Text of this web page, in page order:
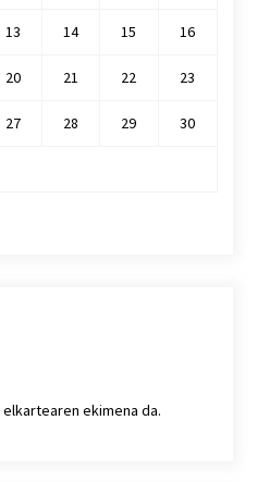
13 14 15 16
20 21 22 23
27 28 29 30
elkartearen ekimena da.